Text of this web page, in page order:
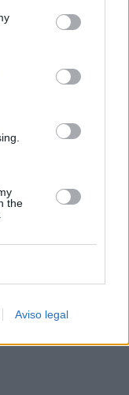
derecho de
se aplicarán
este sitio web o
the
Aviso legal